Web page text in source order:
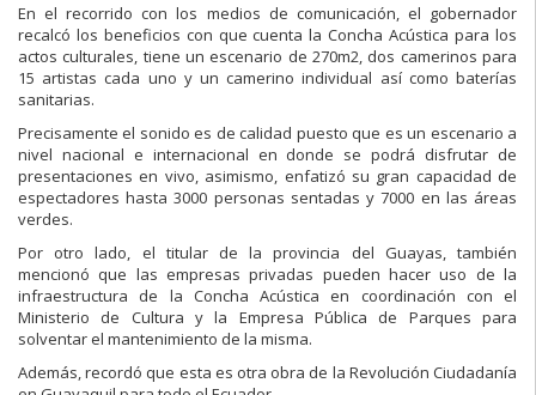
En el recorrido con los medios de comunicación, el gobernador
recalcó los beneficios con que cuenta la Concha Acústica para los
actos culturales, tiene un escenario de 270m2, dos camerinos para
15 artistas cada uno y un camerino individual así como baterías
sanitarias.
Precisamente el sonido es de calidad puesto que es un escenario a
nivel nacional e internacional en donde se podrá disfrutar de
presentaciones en vivo, asimismo, enfatizó su gran capacidad de
espectadores hasta 3000 personas sentadas y 7000 en las áreas
verdes.
Por otro lado, el titular de la provincia del Guayas, también
mencionó que las empresas privadas pueden hacer uso de la
infraestructura de la Concha Acústica en coordinación con el
Ministerio de Cultura y la Empresa Pública de Parques para
solventar el mantenimiento de la misma.
Además, recordó que esta es otra obra de la Revolución Ciudadanía